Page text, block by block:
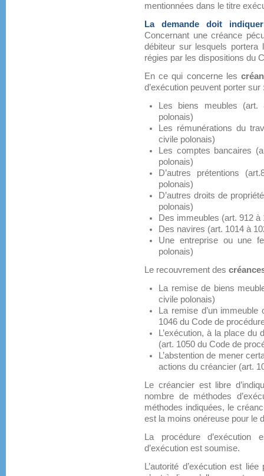
mentionnées dans le titre
La demande doit
Concernant une créance
débiteur sur lesquels portera
régies par les dispositions du
En ce qui concerne les
d’exécution peuvent porter sur
Les biens meubles
polonais)
Les rémunérations du
civile polonais)
Les comptes bancaires
polonais)
D’autres prétentions
polonais)
D’autres droits de
polonais)
Des immeubles (art. 912
Des navires (art. 1014 à
Une entreprise ou une
polonais)
Le recouvrement des
La remise de biens
civile polonais)
La remise d’un
1046 du Code de
L’exécution, à la place
(art. 1050 du Code de
L’abstention de mener
actions du créancier (art.
Le créancier est libre
nombre de méthodes
méthodes indiquées, le
est la moins onéreuse pour le
La procédure
d’exécution est soumise.
L’autorité d’exécution est